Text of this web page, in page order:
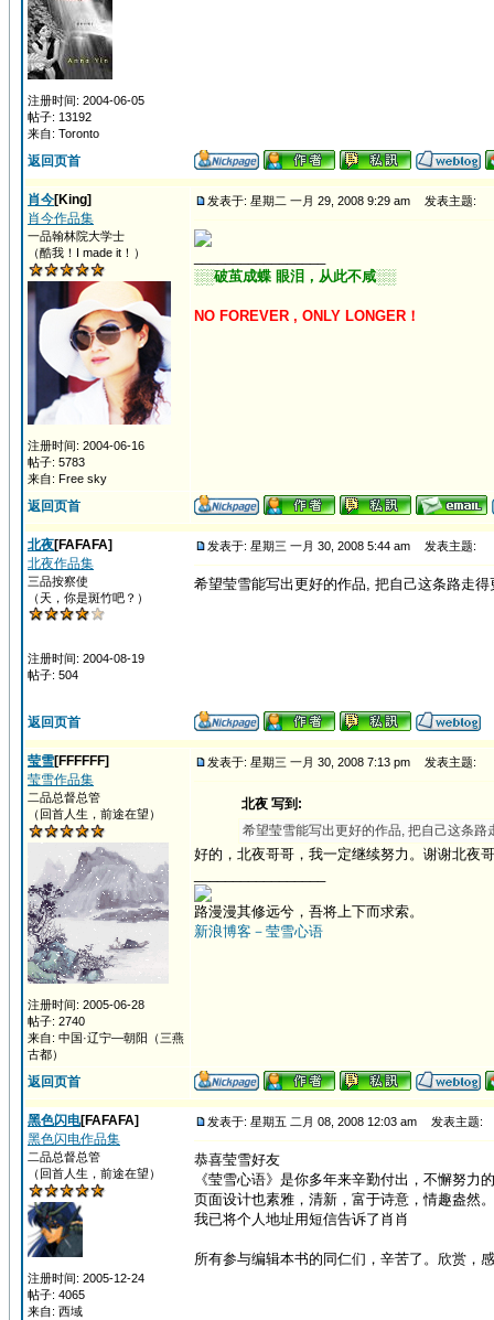
注册时间: 2004-06-05
帖子: 13192
来自: Toronto
返回页首
肖今[King]
肖今作品集
一品翰林院大学士
（酷我！I made it！）
注册时间: 2004-06-16
帖子: 5783
来自: Free sky
发表于: 星期二 一月 29, 2008 9:29 am 发表主题:
░░破茧成蝶 眼泪，从此不咸░░
NO FOREVER , ONLY LONGER！
返回页首
北夜[FAFAFA]
北夜作品集
三品按察使
（天，你是斑竹吧？）
注册时间: 2004-08-19
帖子: 504
发表于: 星期三 一月 30, 2008 5:44 am 发表主题:
希望莹雪能写出更好的作品, 把自己这条路走
返回页首
莹雪[FFFFFF]
莹雪作品集
二品总督总管
（回首人生，前途在望）
注册时间: 2005-06-28
帖子: 2740
来自: 中国·辽宁—朝阳（三燕
古都）
发表于: 星期三 一月 30, 2008 7:13 pm 发表主题:
北夜 写到:
希望莹雪能写出更好的作品, 把自己这条路
好的，北夜哥哥，我一定继续努力。谢谢北夜
路漫漫其修远兮，吾将上下而求索。
新浪博客－莹雪心语
返回页首
黑色闪电[FAFAFA]
黑色闪电作品集
二品总督总管
（回首人生，前途在望）
注册时间: 2005-12-24
帖子: 4065
来自: 西域
发表于: 星期五 二月 08, 2008 12:03 am 发表主题:
恭喜莹雪好友
《莹雪心语》是你多年来辛勤付出，不懈努力
页面设计也素雅，清新，富于诗意，情趣盎然。
我已将个人地址用短信告诉了肖肖
所有参与编辑本书的同仁们，辛苦了。欣赏，